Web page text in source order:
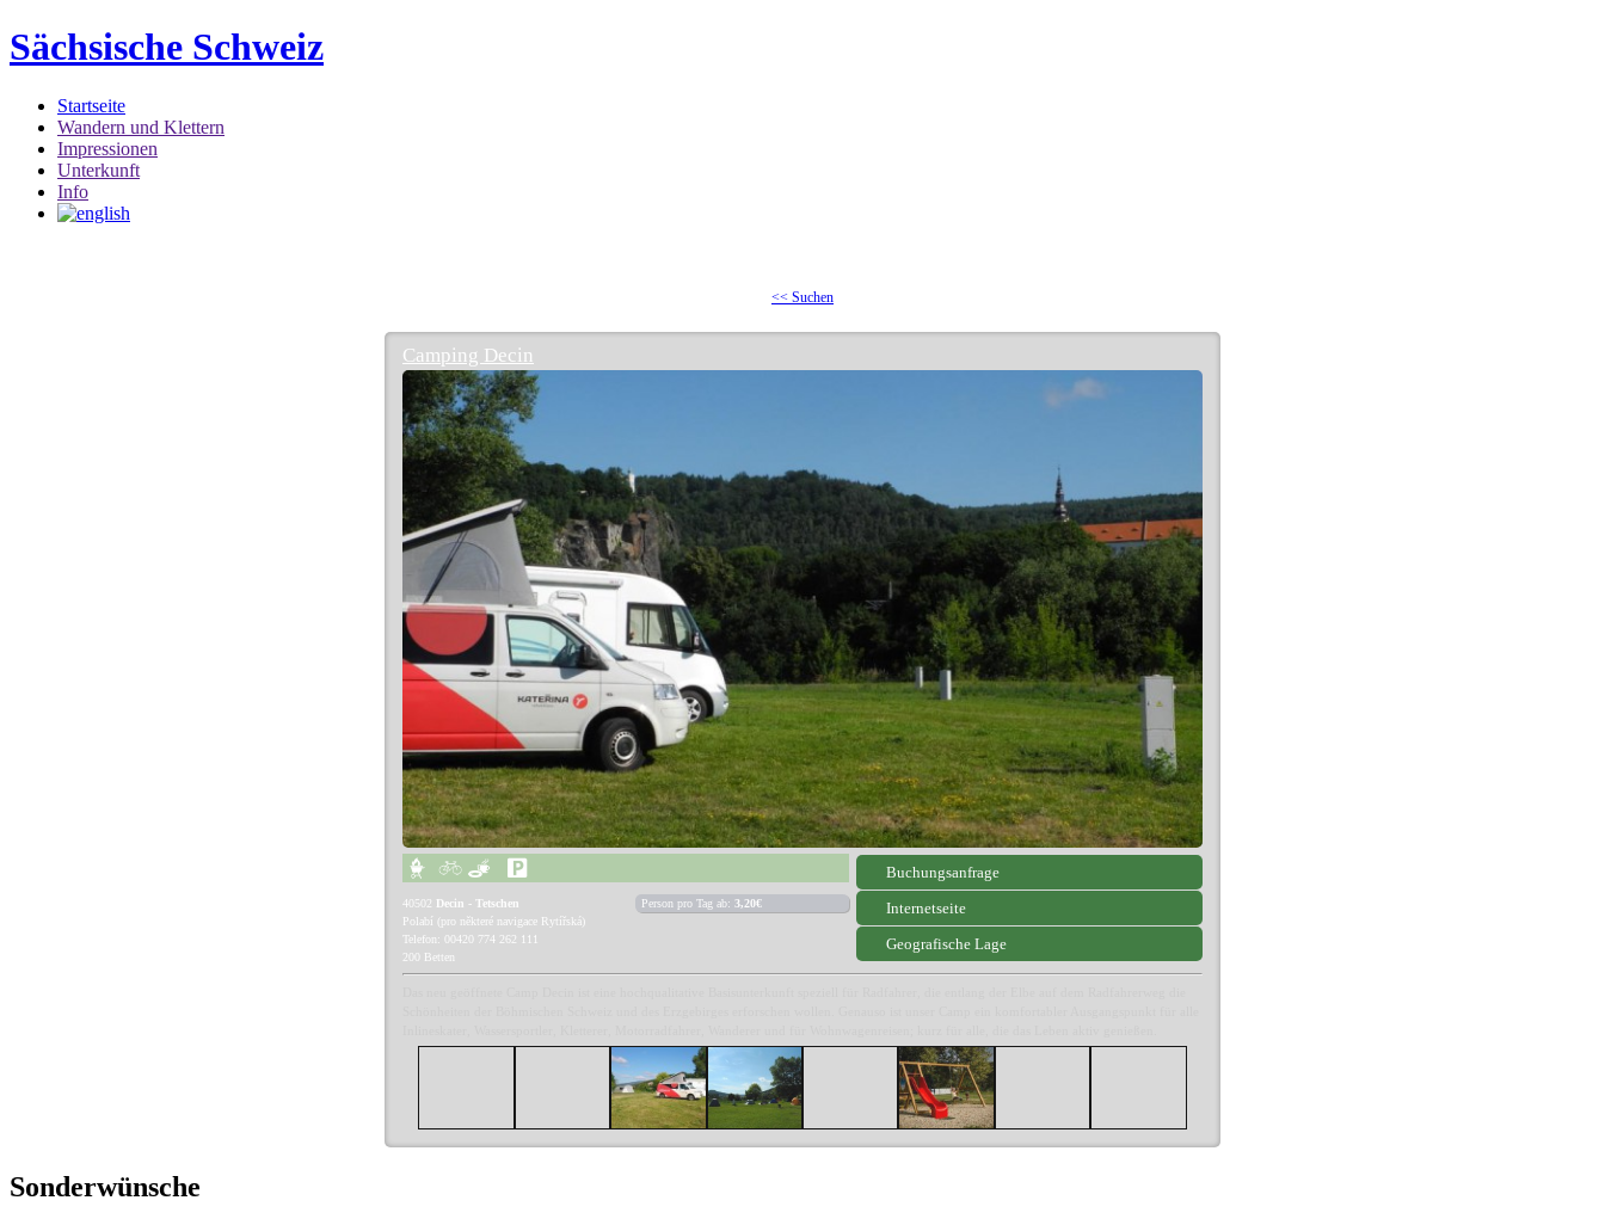
Sächsische Schweiz
Startseite
Wandern und Klettern
Impressionen
Unterkunft
Info
<< Suchen
Camping Decin
Buchungsanfrage
Internetseite
Geografische Lage
40502 Decin - Tetschen
Polabí (pro některé navigace Rytířská)
Telefon: 00420 774 262 111
200 Betten
Person pro Tag ab: 3,20€
Sonderwünsche